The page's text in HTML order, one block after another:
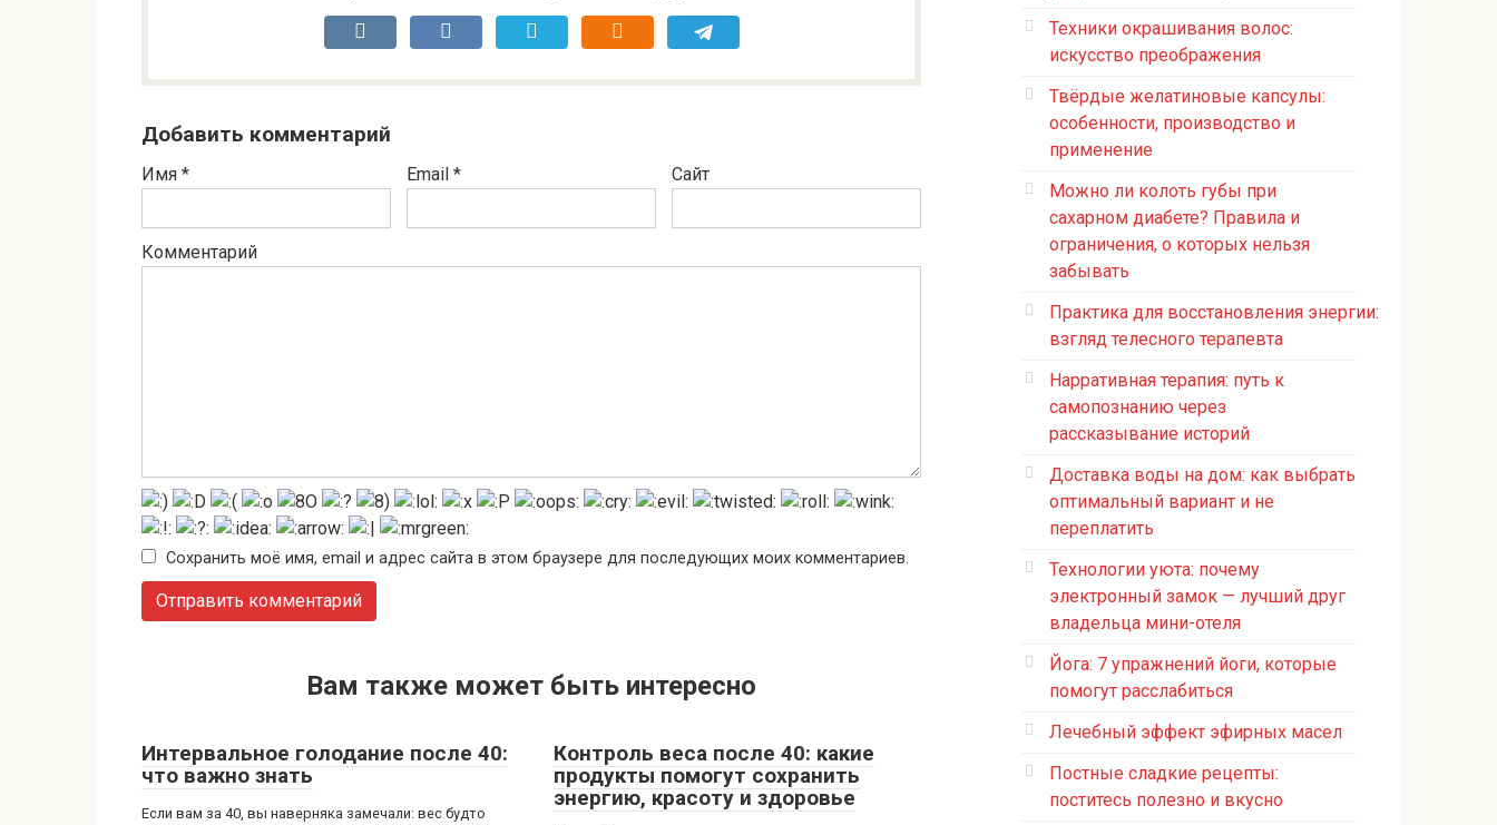
Добавить комментарий
Имя * Email * Сайт
Комментарий
Сохранить моё имя, email и адрес сайта в этом браузере для последующих моих комментариев.
Вам также может быть интересно
Интервальное голодание после 40:
что важно знать
Если вам за 40, вы наверняка замечали: вес будто
Контроль веса после 40: какие
продукты помогут сохранить
энергию, красоту и здоровье
Техники окрашивания волос:
искусство преображения
Твёрдые желатиновые капсулы:
особенности, производство и
применение
Можно ли колоть губы при
сахарном диабете? Правила и
ограничения, о которых нельзя
забывать
Практика для восстановления энергии:
взгляд телесного терапевта
Нарративная терапия: путь к
самопознанию через
рассказывание историй
Доставка воды на дом: как выбрать
оптимальный вариант и не
переплатить
Технологии уюта: почему
электронный замок — лучший друг
владельца мини-отеля
Йога: 7 упражнений йоги, которые
помогут расслабиться
Лечебный эффект эфирных масел
Постные сладкие рецепты:
поститесь полезно и вкусно